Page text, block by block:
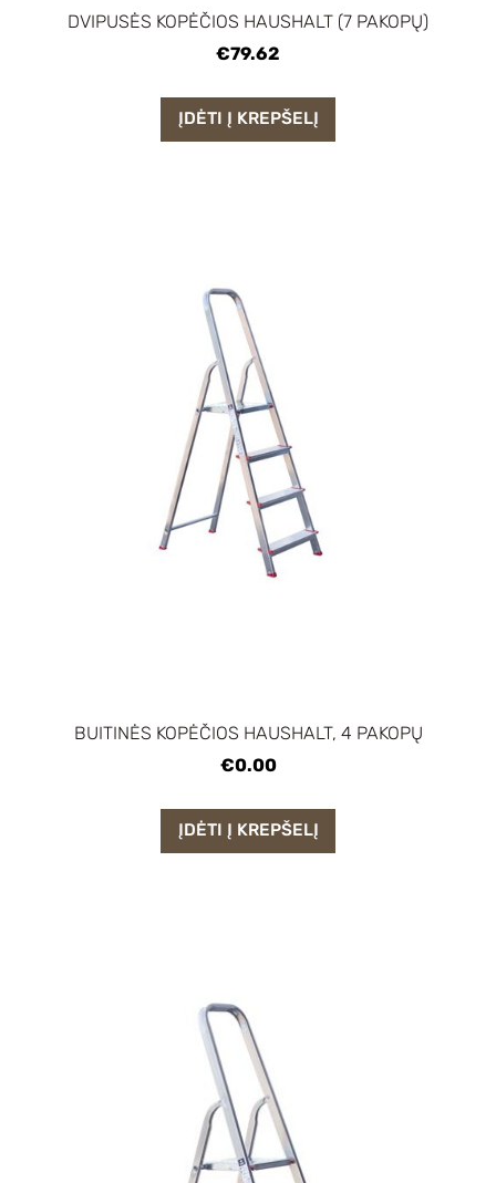
DVIPUSĖS KOPĖČIOS HAUSHALT (7 PAKOPŲ)
€79.62
ĮDĖTI Į KREPŠELĮ
BUITINĖS KOPĖČIOS HAUSHALT, 4 PAKOPŲ
€0.00
ĮDĖTI Į KREPŠELĮ